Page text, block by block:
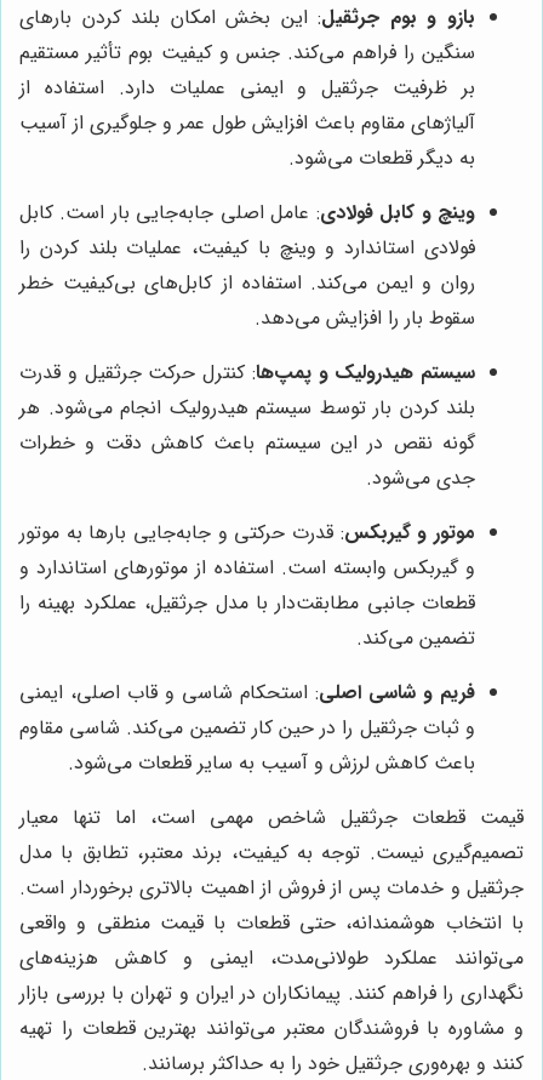
بازو و بوم جرثقیل: این بخش امکان بلند کردن بارهای
سنگین را فراهم می‌کند. جنس و کیفیت بوم تأثیر مستقیم
بر ظرفیت جرثقیل و ایمنی عملیات دارد. استفاده از
آلیاژهای مقاوم باعث افزایش طول عمر و جلوگیری از آسیب
به دیگر قطعات می‌شود.
وینچ و کابل فولادی: عامل اصلی جابه‌جایی بار است. کابل
فولادی استاندارد و وینچ با کیفیت، عملیات بلند کردن را
روان و ایمن می‌کند. استفاده از کابل‌های بی‌کیفیت خطر
سقوط بار را افزایش می‌دهد.
سیستم هیدرولیک و پمپ‌ها: کنترل حرکت جرثقیل و قدرت
بلند کردن بار توسط سیستم هیدرولیک انجام می‌شود. هر
گونه نقص در این سیستم باعث کاهش دقت و خطرات
جدی می‌شود.
موتور و گیربکس: قدرت حرکتی و جابه‌جایی بارها به موتور
و گیربکس وابسته است. استفاده از موتورهای استاندارد و
قطعات جانبی مطابقت‌دار با مدل جرثقیل، عملکرد بهینه را
تضمین می‌کند.
فریم و شاسی اصلی: استحکام شاسی و قاب اصلی، ایمنی
و ثبات جرثقیل را در حین کار تضمین می‌کند. شاسی مقاوم
باعث کاهش لرزش و آسیب به سایر قطعات می‌شود.
قیمت قطعات جرثقیل شاخص مهمی است، اما تنها معیار
تصمیم‌گیری نیست. توجه به کیفیت، برند معتبر، تطابق با مدل
جرثقیل و خدمات پس از فروش از اهمیت بالاتری برخوردار است.
با انتخاب هوشمندانه، حتی قطعات با قیمت منطقی و واقعی
می‌توانند عملکرد طولانی‌مدت، ایمنی و کاهش هزینه‌های
نگهداری را فراهم کنند. پیمانکاران در ایران و تهران با بررسی بازار
و مشاوره با فروشندگان معتبر می‌توانند بهترین قطعات را تهیه
کنند و بهره‌وری جرثقیل خود را به حداکثر برسانند.